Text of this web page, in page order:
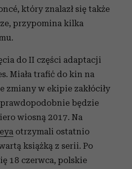
który znalazł się także
przypomina kilka
do II części adaptacji
Miała trafić do kin na
zmiany w ekipie zakłóciły
będzie
wiosną 2017. Na
otrzymali ostatnio
książką z serii. Po
18 czerwca, polskie